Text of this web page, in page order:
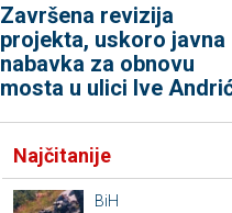
Završena revizija
projekta, uskoro javna
nabavka za obnovu
mosta u ulici Ive
Najčitanije
BiH